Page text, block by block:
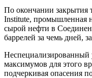
По окончании закрытия
Institute, промышленная
сырой нефти в
баррелей за чемь дней,
Неспециализированный
максимумов для этого
подчеркивая опасения